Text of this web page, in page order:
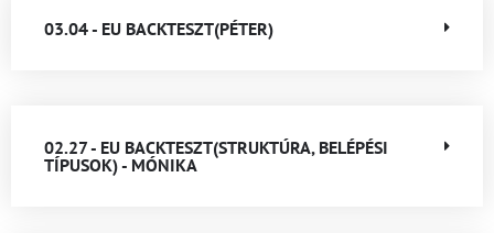
03.04 - EU BACKTESZT(PÉTER)
02.27 - EU BACKTESZT(STRUKTÚRA, BELÉPÉSI
TÍPUSOK) - MÓNIKA